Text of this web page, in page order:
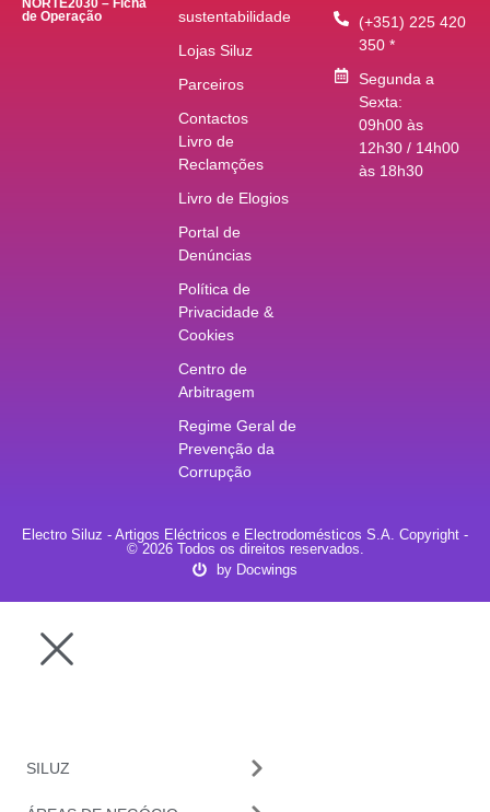
NORTE2030 – Ficha
de Operação
sustentabilidade
Lojas Siluz
Parceiros
Contactos
Livro de
Reclamções
Livro de Elogios
Portal de
Denúncias
Política de
Privacidade &
Cookies
Centro de
Arbitragem
Regime Geral de
Prevenção da
Corrupção
(+351) 225 420
350 *
Segunda a
Sexta:
09h00 às
12h30 / 14h00
às 18h30
Electro Siluz - Artigos Eléctricos e Electrodomésticos S.A. Copyright -
© 2026 Todos os direitos reservados.
by Docwings
SILUZ